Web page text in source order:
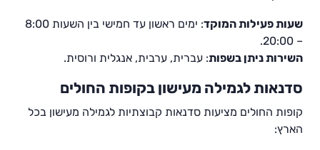
שעות פעילות המוקד
: ימים ראשון עד חמישי בין השעות 8:00
– 20:00.
השירות ניתן בשפות: עברית, ערבית, אנגלית ורוסית.
סדנאות לגמילה מעישון בקופות החולים
קופות החולים מציעות סדנאות קבוצתיות לגמילה מעישון בכל
הארץ: